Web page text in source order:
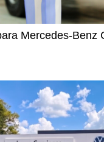
Mercedes-Benz